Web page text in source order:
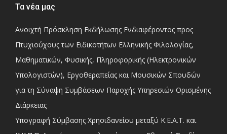
Τα νέα μας
Ανοιχτή Πρόσκληση Εκδήλωσης Ενδιαφέροντος προς
Πτυχιούχους των Ειδικοτήτων Ελληνικής Φιλολογίας,
Μαθηματικών, Φυσικής, Πληροφορικής (Ηλεκτρονικών
Υπολογιστών), Εργοθεραπείας και Μουσικών Σπουδών
για τη Σύναψη Συμβάσεων Παροχής Υπηρεσιών Ορισμένης
Διάρκειας
Υπογραφή Σύμβασης Χρησιδανείου μεταξύ Κ.Ε.Α.Τ. και